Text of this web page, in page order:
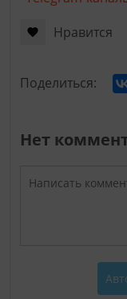
Нравится
Поделиться:
Нет